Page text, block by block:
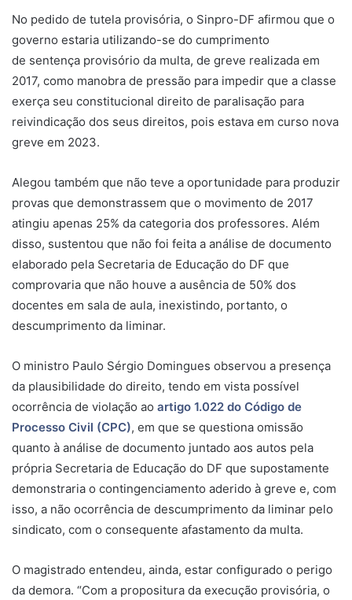
No pedido de tutela provisória, o Sinpro-DF afirmou que o
governo estaria utilizando-se do cumprimento
de sentença provisório da multa, de greve realizada em
2017, como manobra de pressão para impedir que a classe
exerça seu constitucional direito de paralisação para
reivindicação dos seus direitos, pois estava em curso nova
greve em 2023.
Alegou também que não teve a oportunidade para produzir
provas que demonstrassem que o movimento de 2017
atingiu apenas 25% da categoria dos professores. Além
disso, sustentou que não foi feita a análise de documento
elaborado pela Secretaria de Educação do DF que
comprovaria que não houve a ausência de 50% dos
docentes em sala de aula, inexistindo, portanto, o
descumprimento da liminar.
O ministro Paulo Sérgio Domingues observou a presença
da plausibilidade do direito, tendo em vista possível
ocorrência de violação ao artigo 1.022 do Código de
Processo Civil (CPC), em que se questiona omissão
quanto à análise de documento juntado aos autos pela
própria Secretaria de Educação do DF que supostamente
demonstraria o contingenciamento aderido à greve e, com
isso, a não ocorrência de descumprimento da liminar pelo
sindicato, com o consequente afastamento da multa.
O magistrado entendeu, ainda, estar configurado o perigo
da demora. “Com a propositura da execução provisória, o